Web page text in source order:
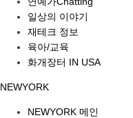
일상의 이야기
재테크 정보
육아/교육
화개장터 IN USA
NEWYORK
NEWYORK 메인